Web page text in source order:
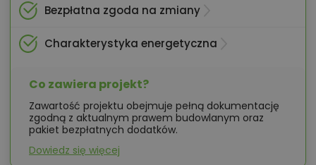
Bezpłatna zgoda na zmiany
Charakterystyka energetyczna
Co zawiera projekt?
Zawartość projektu obejmuje pełną dokumentację
zgodną z aktualnym prawem budowlanym oraz
pakiet bezpłatnych dodatków.
Dowiedz się więcej